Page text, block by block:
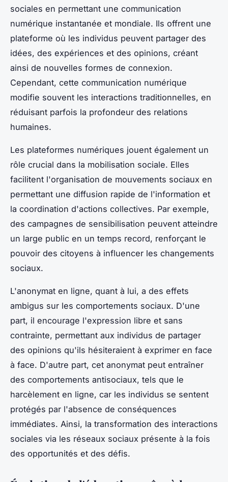
sociales en permettant une communication
numérique instantanée et mondiale. Ils offrent une
plateforme où les individus peuvent partager des
idées, des expériences et des opinions, créant
ainsi de nouvelles formes de connexion.
Cependant, cette communication numérique
modifie souvent les interactions traditionnelles, en
réduisant parfois la profondeur des relations
humaines.
Les plateformes numériques jouent également un
rôle crucial dans la mobilisation sociale. Elles
facilitent l'organisation de mouvements sociaux en
permettant une diffusion rapide de l'information et
la coordination d'actions collectives. Par exemple,
des campagnes de sensibilisation peuvent atteindre
un large public en un temps record, renforçant le
pouvoir des citoyens à influencer les changements
sociaux.
L'anonymat en ligne, quant à lui, a des effets
ambigus sur les comportements sociaux. D'une
part, il encourage l'expression libre et sans
contrainte, permettant aux individus de partager
des opinions qu'ils hésiteraient à exprimer en face
à face. D'autre part, cet anonymat peut entraîner
des comportements antisociaux, tels que le
harcèlement en ligne, car les individus se sentent
protégés par l'absence de conséquences
immédiates. Ainsi, la transformation des interactions
sociales via les réseaux sociaux présente à la fois
des opportunités et des défis.